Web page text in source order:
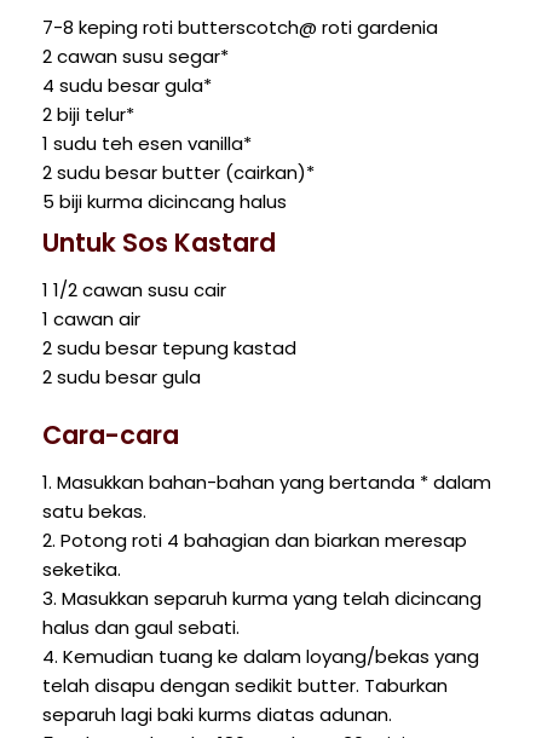
7-8 keping roti butterscotch@ roti gardenia
2 cawan susu segar*
4 sudu besar gula*
2 biji telur*
1 sudu teh esen vanilla*
2 sudu besar butter (cairkan)*
5 biji kurma dicincang halus
Untuk Sos Kastard
1 1/2 cawan susu cair
1 cawan air
2 sudu besar tepung kastad
2 sudu besar gula
Cara-cara
1. Masukkan bahan-bahan yang bertanda * dalam
satu bekas.
2. Potong roti 4 bahagian dan biarkan meresap
seketika.
3. Masukkan separuh kurma yang telah dicincang
halus dan gaul sebati.
4. Kemudian tuang ke dalam loyang/bekas yang
telah disapu dengan sedikit butter. Taburkan
separuh lagi baki kurms diatas adunan.